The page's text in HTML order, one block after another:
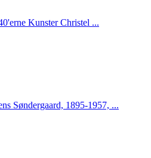
Kunster Christel ...
Søndergaard, 1895-1957, ...